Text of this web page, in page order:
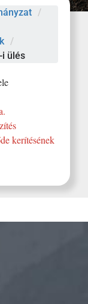
/
/
i ülés
kerítésének